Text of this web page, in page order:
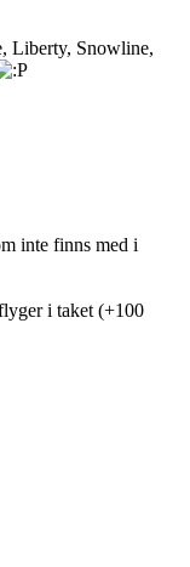
Liberty, Snowline,
inte finns med i
i taket (+100